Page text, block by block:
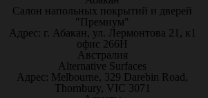
Салон напольных покрытий и дверей
"Премиум"
Адрес: г. Абакан, ул. Лермонтова 21, к1
офис 266Н
Австралия
Alternative Surfaces
Адрес: Melbourne, 329 Darebin Road,
Thornbury, VIC 3071